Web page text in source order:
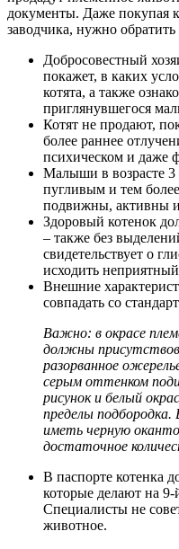
документы. Даже покупая
заводчика, нужно
Добросовестный
покажет, в каких
котята, а также
приглянувшегося
Котят не продают,
более раннее
психическом и даже
Малыши в возрасте 3
пугливым и тем
подвижны, активны и
Здоровый котенок
– также без
свидетельствует о
исходить неприятный
Внешние
совпадать со
Важно: в окрасе
должны
разорванное
серым оттенком
рисунок и белый
пределы
иметь черную
достаточное
В паспорте котенка
которые делают на
Специалисты не
животное.